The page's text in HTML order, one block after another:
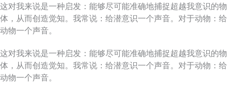
这对我来说是一种启发：能够尽可能准确地捕捉超越我意识的物
体，从而创造觉知。我常说：给潜意识一个声音。对于动物：给
动物一个声音。
这对我来说是一种启发：能够尽可能准确地捕捉超越我意识的物
体，从而创造觉知。我常说：给潜意识一个声音。对于动物：给
动物一个声音。